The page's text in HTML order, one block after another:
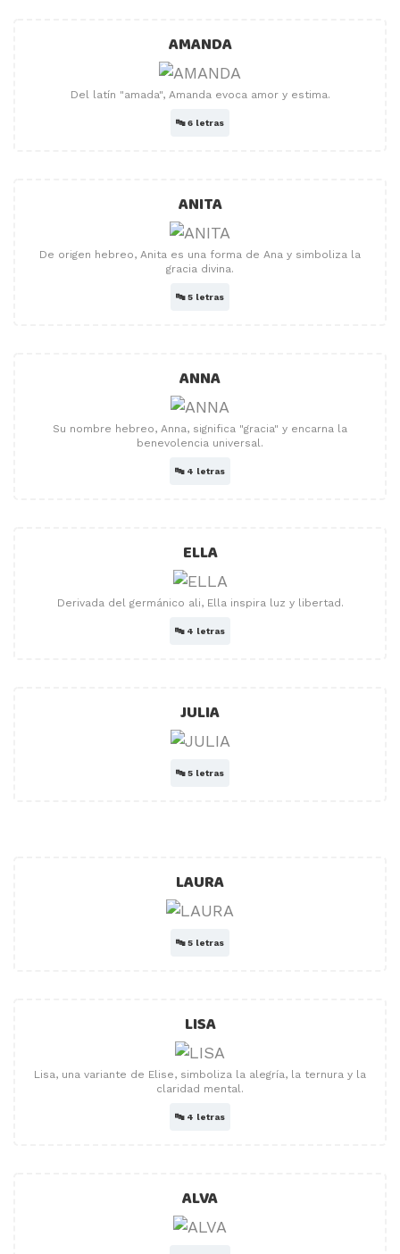
AMANDA
Del latín "amada", Amanda evoca amor y estima.
🔤6 letras
ANITA
De origen hebreo, Anita es una forma de Ana y simboliza la
gracia divina.
🔤5 letras
ANNA
Su nombre hebreo, Anna, significa "gracia" y encarna la
benevolencia universal.
🔤 4 letras
ELLA
Derivada del germánico ali, Ella inspira luz y libertad.
🔤 4 letras
JULIA
🔤5 letras
LAURA
🔤5 letras
LISA
Lisa, una variante de Elise, simboliza la alegría, la ternura y la
claridad mental.
🔤 4 letras
ALVA